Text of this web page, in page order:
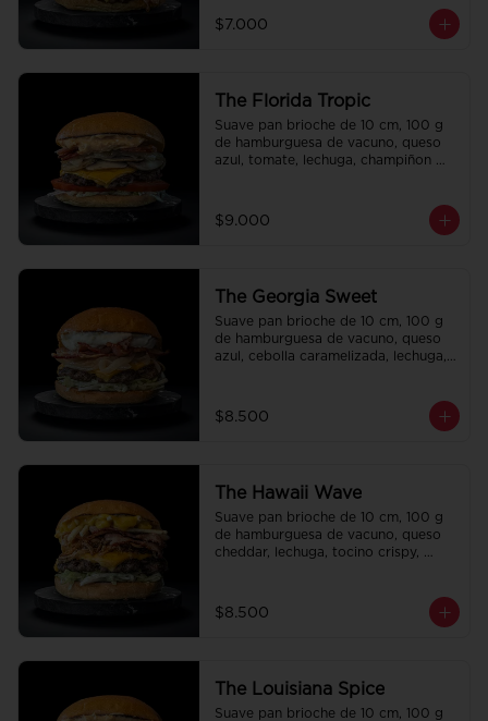
$7.000
The Florida Tropic
Suave pan brioche de 10 cm, 100 g
de hamburguesa de vacuno, queso
azul, tomate, lechuga, champiñon
$9.000
The Georgia Sweet
Suave pan brioche de 10 cm, 100 g
de hamburguesa de vacuno, queso
azul, cebolla caramelizada, lechuga,
$8.500
The Hawaii Wave
Suave pan brioche de 10 cm, 100 g
de hamburguesa de vacuno, queso
cheddar, lechuga, tocino crispy,
$8.500
The Louisiana Spice
Suave pan brioche de 10 cm, 100 g